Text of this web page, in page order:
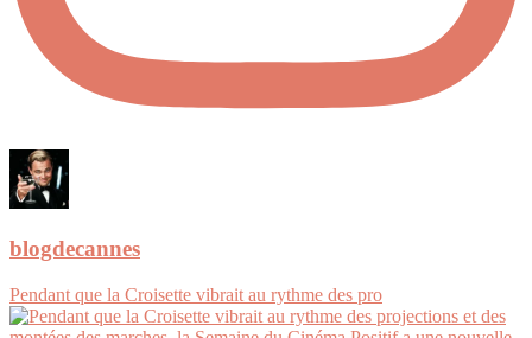
blogdecannes
Pendant que la Croisette vibrait au rythme des pro